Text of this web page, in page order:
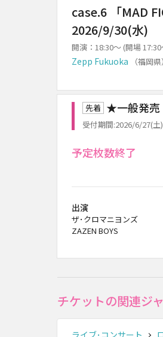
case.6 「MAD
2026/9/30(水)
開演：18:30～ (開場 17:30
Zepp Fukuoka （福岡県）
先着 ★一般発売
受付期間:2026/6/27(
予定枚数終了
出演
ザ･クロマニヨンズ
ZAZEN BOYS
チケットの関連ジ
ライブ･コンサート